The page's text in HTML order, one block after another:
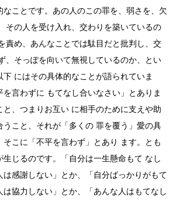
なことです。あの人のこの罪を、弱さを、欠
その人を受け入れ、交わりを築いているの
責め、あんなことでは駄目だと批判し、交
、そっぽを向いて無視しているのか、とい
下 にはその具体的なことが語られていま
言わずに もてなし合いなさい」とありま
と、つまりお互い に相手のために支えや助
うこと、それが「多くの 罪を覆う」愛の具
そこに「不平を言わず」とあり ます。とも
生じるのです。「自分は一生懸命もて なし
は感謝しない」とか、「自分ばっかりがもて
は協力しない」とか、「あんな人はもてなし